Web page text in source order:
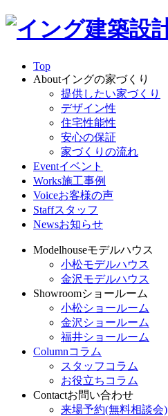
Top
Aboutイングの家づくり
提供したい家づくり
デザイン性
住宅性能性
安心の保証
家づくりの流れ
Eventイベント
Works施工事例
Voiceお客様の声
Staffスタッフ
Newsお知らせ
Modelhouseモデルハウス
小松モデルハウス
金沢モデルハウス
Showroomショールーム
小松ショールーム
金沢ショールーム
福井ショールーム
Columnコラム
スタッフコラム
お役立ちコラム
Contactお問い合わせ
来場予約(無料相談会)